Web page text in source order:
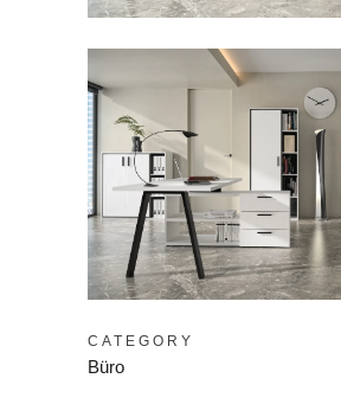
CATEGORY
Büro